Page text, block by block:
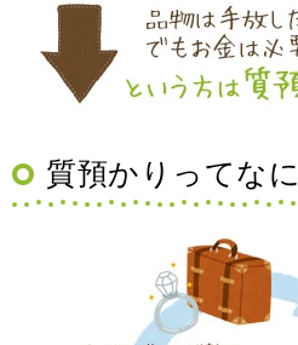
（大阪府豊中市）買取査定の流
やすくとても良い時間になりま
質預かりってな